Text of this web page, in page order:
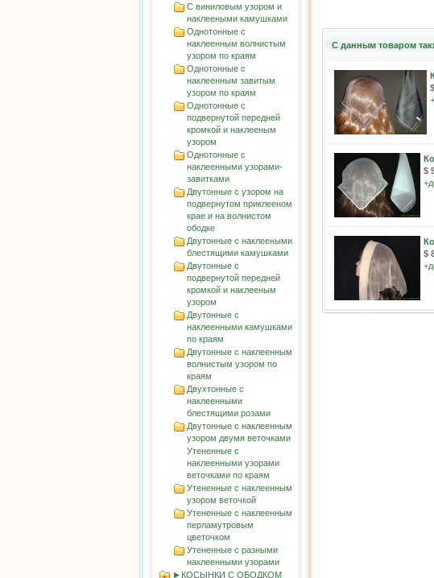
С виниловым узором и
наклееными камушками
Однотонные с
наклеенным волнистым
узорoм по краям
Однотонные с
наклеенным завитым
узорoм по краям
Однотонные с
подвернутой передней
кромкой и наклееным
узором
Однотонные с
наклеенными узорами-
завитками
Двутонные с узором на
подвернутом приклееном
крае и на волнистом
ободке
Двутонные с наклееными
блестящими камушками
Двутонные с
подвернутой передней
кромкой и наклееным
узором
Двутонные с
наклеенными камушками
по краям
Двутонные с наклеенным
волнистым узорoм по
краям
Двухтонные с
наклеенными
блестящими розами
Двутонные с наклеенным
узором двумя веточками
Утененные с
наклеенными узорами
веточками по краям
Утененные с наклеенным
узором веточкой
Утененные с наклеенным
перламутровым
цветочком
Утененные с разными
наклеенными узорами
►КОСЫНКИ С ОБОДКОМ
С данным товаром
+
$
+
$
+